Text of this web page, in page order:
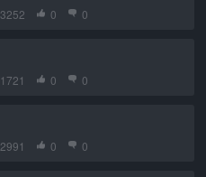
3252 0 0
1721 0 0
2991 0 0